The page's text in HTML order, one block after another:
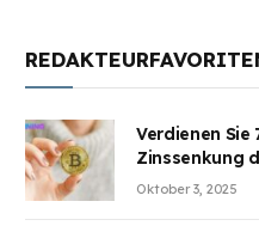
Verdienen Sie
Zinssenkung
Oktober 3, 2025